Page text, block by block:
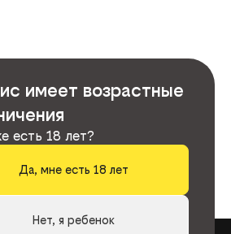
имеет возрастные
есть 18 лет?
Да, мне есть 18 лет
Нет, я ребенок